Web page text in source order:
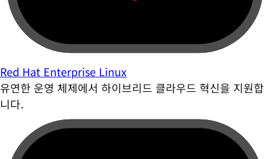
Red Hat Enterprise Linux
유연한 운영 체제에서 하이브리드 클라우드 혁신을 지원합
니다.